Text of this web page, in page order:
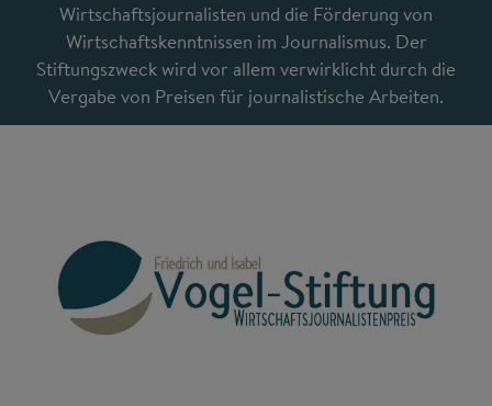
Wirtschaftsjournalisten und die Förderung von
Wirtschaftskenntnissen im Journalismus. Der
Stiftungszweck wird vor allem verwirklicht durch die
Vergabe von Preisen für journalistische Arbeiten.